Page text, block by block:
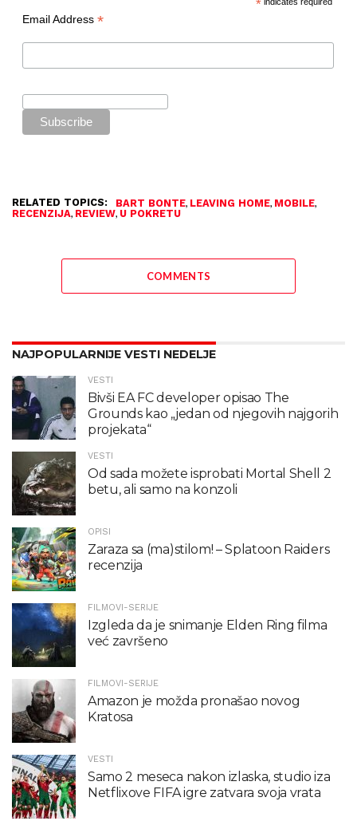
*
Email Address *
RELATED TOPICS: BART BONTE, LEAVING HOME, MOBILE,
RECENZIJA, REVIEW, U POKRETU
COMMENTS
NAJPOPULARNIJE VESTI NEDELJE
VESTI
Bivši EA FC developer opisao The
Grounds kao „jedan od njegovih najgorih
projekata“
VESTI
Od sada možete isprobati Mortal Shell 2
betu, ali samo na konzoli
OPISI
Zaraza sa (ma)stilom! – Splatoon Raiders
recenzija
FILMOVI-SERIJE
Izgleda da je snimanje Elden Ring filma
već završeno
FILMOVI-SERIJE
Amazon je možda pronašao novog
Kratosa
VESTI
Samo 2 meseca nakon izlaska, studio iza
Netflixove FIFA igre zatvara svoja vrata